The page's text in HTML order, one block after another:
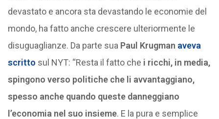
devastato e ancora sta devastando le economie del
mondo, ha fatto anche crescere ulteriormente le
disuguaglianze. Da parte sua Paul Krugman aveva
scritto sul NYT: “Resta il fatto che i ricchi, in media,
spingono verso politiche che li avvantaggiano,
spesso anche quando queste danneggiano
l’economia nel suo insieme. E la pura e semplice